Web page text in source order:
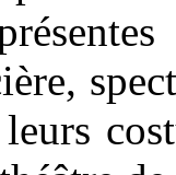
leurs